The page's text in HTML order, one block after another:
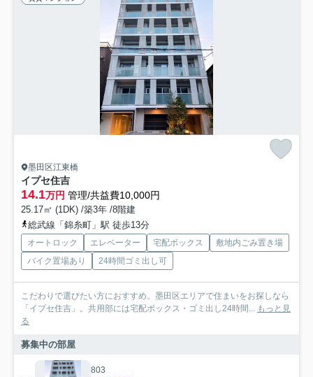
墨田区江東橋
イプセ住吉
14.1万円 管理/共益費10,000円
25.17㎡ (1DK) /築3年 /8階建
総武線「錦糸町」駅 徒歩13分
オートロック エレベーター 宅配ボックス
敷地内ごみ置き場
バイク置場あり
24時間ゴミ出し可
こだわりで選びたい方におすすめ。墨田区エリアで住まいをお探しなら
「イプセ住吉」。共用部には宅配ボックス・ゴミ出し24時間... もっと見
る
募集中の部屋
803